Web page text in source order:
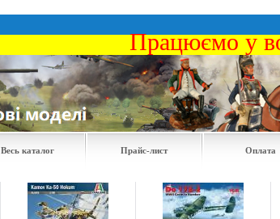
Працюємо у
Весь каталог Прайс-лист Оплата